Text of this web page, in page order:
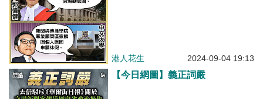
港人花生 2024-09-04 19:13
【今日網圖】義正詞嚴